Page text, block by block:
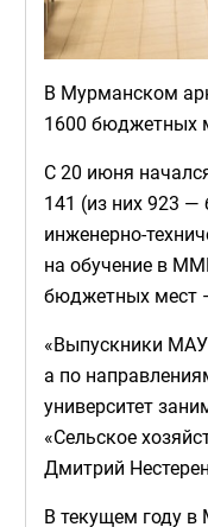
В Мурманском
1600 бюджетных
С 20 июня
141 (из них 923 —
инженерно-
на обучение в
бюджетных мест
«Выпускники МАУ
а по
университет
«Сельское
Дмитрий
В текущем году в